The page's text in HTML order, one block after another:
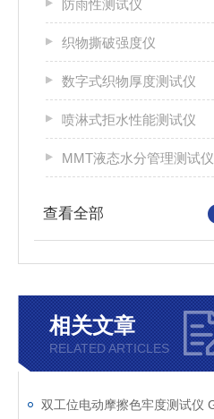
防雨性测试仪
织物撕破强度仪
数字式织物厚度测试仪
喷淋式拒水性能测试仪
MMT液态水分管理测试仪
查看全部
相关文章
RELATED ARTICLES